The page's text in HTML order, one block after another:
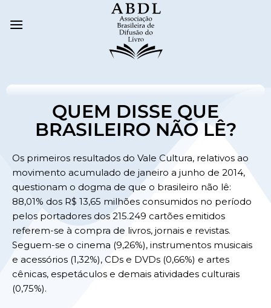
QUEM DISSE QUE
BRASILEIRO NÃO LÊ?
Os primeiros resultados do Vale Cultura, relativos ao
movimento acumulado de janeiro a junho de 2014,
questionam o dogma de que o brasileiro não lê:
88,01% dos R$ 13,65 milhões consumidos no período
pelos portadores dos 215.249 cartões emitidos
referem-se à compra de livros, jornais e revistas.
Seguem-se o cinema (9,26%), instrumentos musicais
e acessórios (1,32%), CDs e DVDs (0,66%) e artes
cênicas, espetáculos e demais atividades culturais
(0,75%).